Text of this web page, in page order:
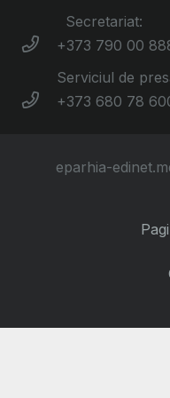
Secretariat:
+373 790 00
Serviciul de
+373 680 78
eparhia-